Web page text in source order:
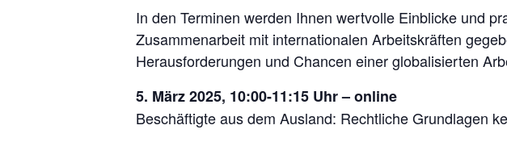
In den Terminen werden Ihnen wertvolle Einblicke und
Zusammenarbeit mit internationalen Arbeitskräften
Herausforderungen und Chancen einer globalisierten
5. März 2025, 10:00-11:15 Uhr – online
Beschäftigte aus dem Ausland: Rechtliche Grundlagen